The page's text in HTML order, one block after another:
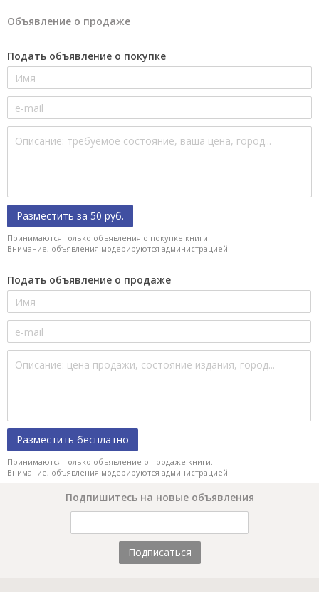
Объявление о продаже
Подать объявление о покупке
Разместить за 50 руб.
Принимаются только объявления о покупке книги.
Внимание, объявления модерируются администрацией.
Подать объявление о продаже
Разместить бесплатно
Принимаются только объявление о продаже книги.
Внимание, объявления модерируются администрацией.
Подпишитесь на новые объявления
Подписаться